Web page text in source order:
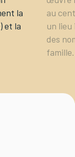
la
et la
au
un
des
famille.